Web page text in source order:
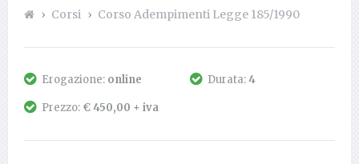
Corsi Corso Adempimenti Legge 185/1990
Erogazione: online Durata:4
Prezzo: € 450,00 + iva